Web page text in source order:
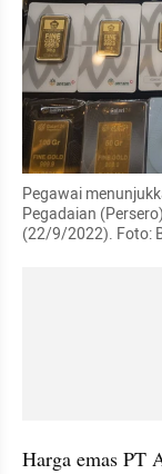
Pegawai
Pegadaian
(22/9/2022). Foto:
Harga emas PT